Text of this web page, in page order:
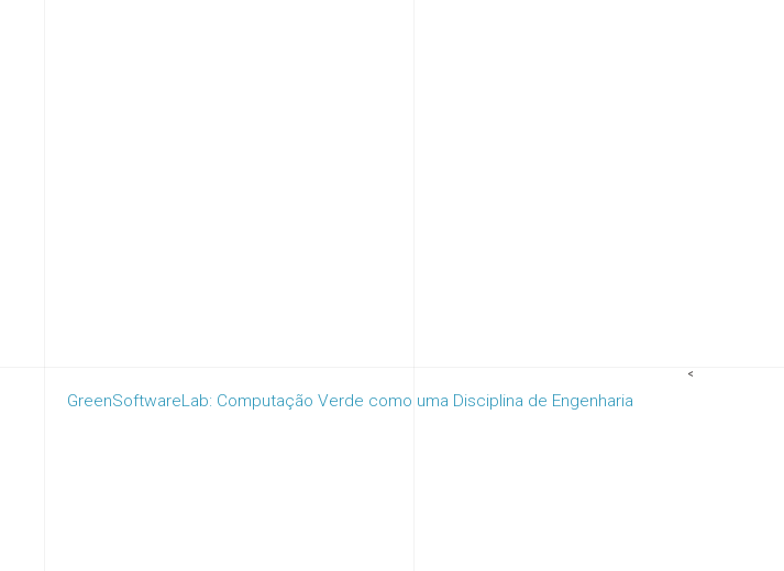
GreenSoftwareLab: Computação Verde como uma Disciplina de Engenharia
<